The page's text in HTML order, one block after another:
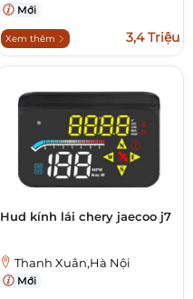
Mới
Xem thêm 3,4 Triệu
Hud kính lái chery jaecoo j7
Thanh Xuân,Hà Nội
Mới